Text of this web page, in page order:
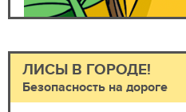
ЛИСЫ В ГОРОДЕ!
Безопасность на дороге